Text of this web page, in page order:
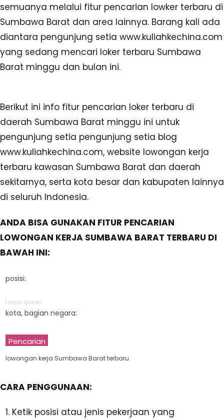
semuanya melalui fitur pencarian lowker terbaru di
Sumbawa Barat dan area lainnya. Barang kali ada
diantara pengunjung setia www.kuliahkechina.com
yang sedang mencari loker terbaru Sumbawa
Barat minggu dan bulan ini.
Berikut ini info fitur pencarian loker terbaru di
daerah Sumbawa Barat minggu ini untuk
pengunjung setia pengunjung setia blog
www.kuliahkechina.com, website lowongan kerja
terbaru kawasan Sumbawa Barat dan daerah
sekitarnya, serta kota besar dan kabupaten lainnya
di seluruh Indonesia.
ANDA BISA GUNAKAN FITUR PENCARIAN
LOWONGAN KERJA SUMBAWA BARAT TERBARU DI
BAWAH INI:
posisi:
tanpa ijazah
kota, bagian negara:
Pencarian
lowongan kerja Sumbawa Barat terbaru
CARA PENGGUNAAN:
Ketik posisi atau jenis pekerjaan yang